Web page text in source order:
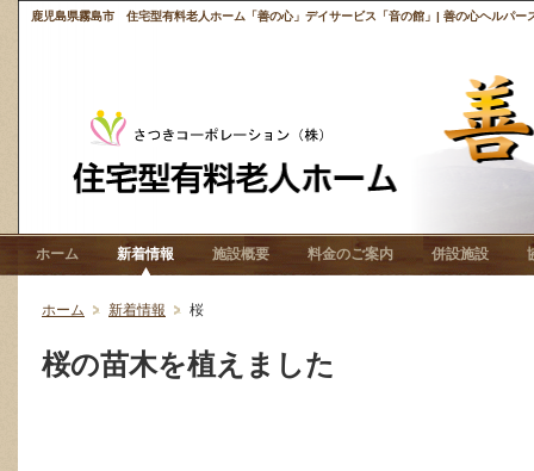
鹿児島県霧島市 住宅型有料老人ホーム「善の心」デイサービス「音の館」| 善の心ヘルパー
ホーム 新着情報 施設概要 料金のご案内 併設施設
ホーム 新着情報 桜
桜の苗木を植えました